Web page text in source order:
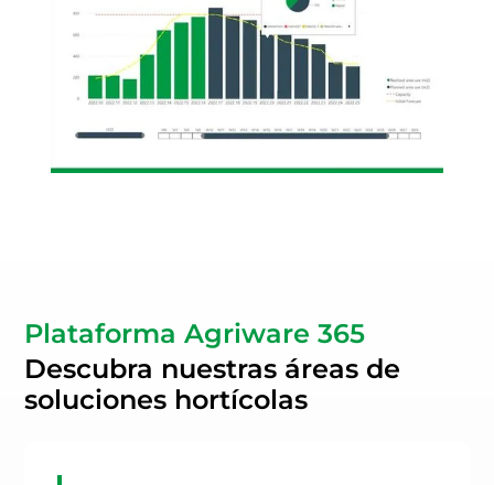
Plataforma Agriware 365
Descubra nuestras áreas de
soluciones hortícolas